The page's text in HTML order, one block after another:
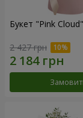
Букет "Pink Cloud"
2 427 грн